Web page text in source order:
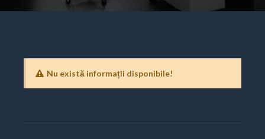
Nu există informații disponibile!